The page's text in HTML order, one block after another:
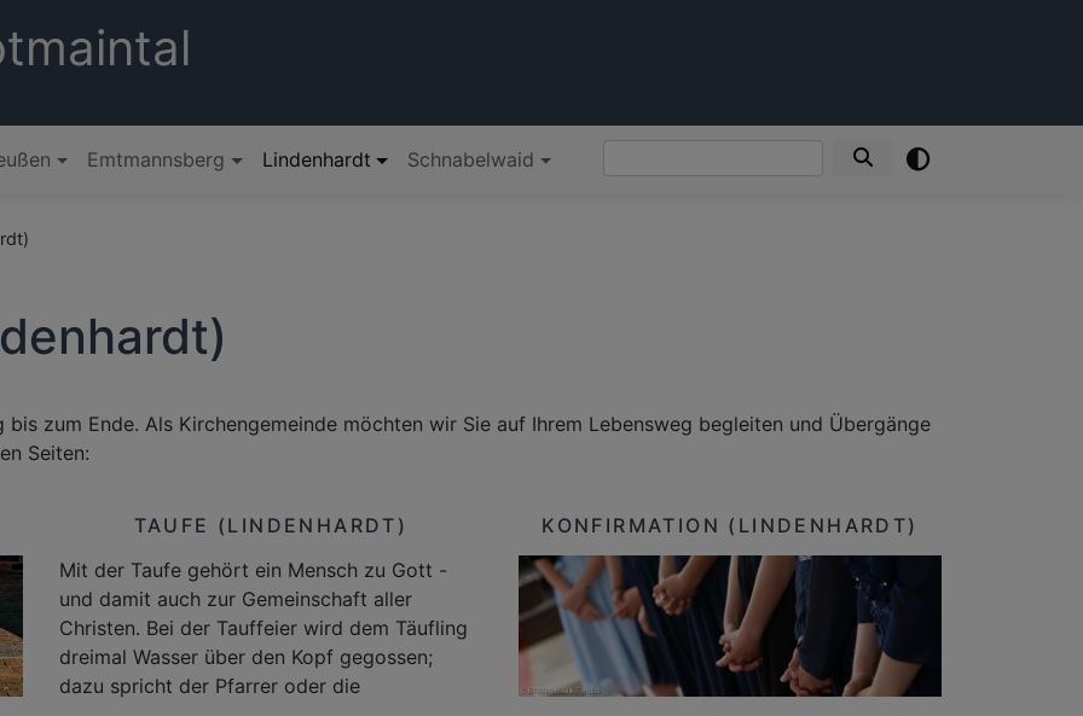
Emtmannsberg Lindenhardt Schnabelwaid
zum Ende. Als Kirchengemeinde möchten wir Sie auf Ihrem Lebensweg begleiten und Übergänge
Seiten:
TAUFE (LINDENHARDT)
Mit der Taufe gehört ein Mensch zu Gott -
und damit auch zur Gemeinschaft aller
Christen. Bei der Tauffeier wird dem Täufling
dreimal Wasser über den Kopf gegossen;
dazu spricht der Pfarrer oder die
KONFIRMATION (LINDENHARDT)